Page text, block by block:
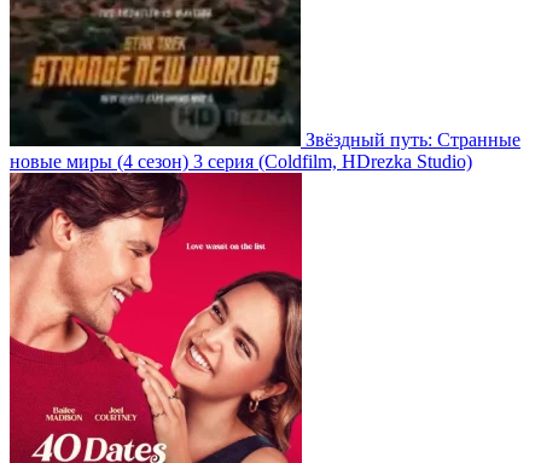
Звёздный путь: Странные
новые миры (4 сезон) 3 серия (Coldfilm, HDrezka Studio)